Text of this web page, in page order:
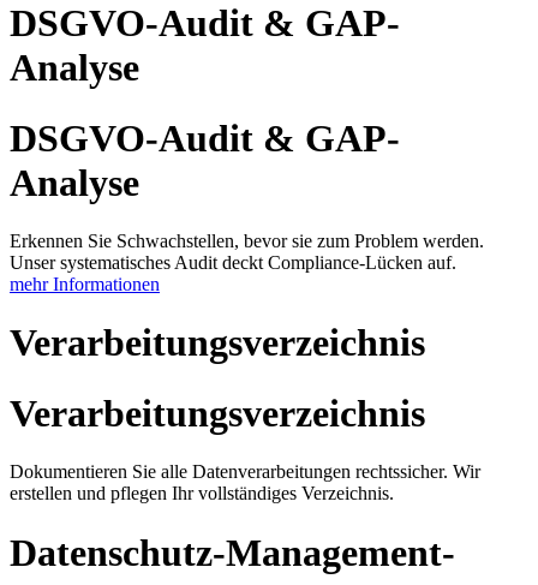
DSGVO-Audit & GAP-
Analyse
DSGVO-Audit & GAP-
Analyse
Erkennen Sie Schwachstellen, bevor sie zum Problem werden.
Unser systematisches Audit deckt Compliance-Lücken auf.
mehr Informationen
Verarbeitungsverzeichnis
Verarbeitungsverzeichnis
Dokumentieren Sie alle Datenverarbeitungen rechtssicher. Wir
erstellen und pflegen Ihr vollständiges Verzeichnis.
Datenschutz-Management-